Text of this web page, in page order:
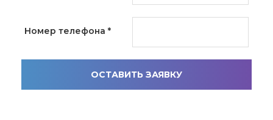
Номер телефона *
ОСТАВИТЬ ЗАЯВКУ